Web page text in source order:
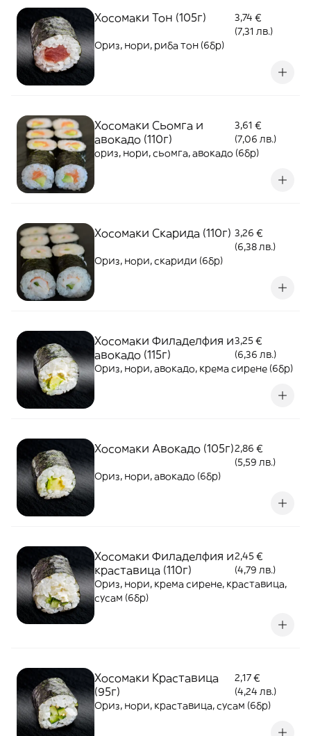
Хосомаки Тон (105г)
3,74 €
(7,31 лв.)
Ориз, нори, риба тон (6бр)
Хосомаки Сьомга и
авокадо (110г)
3,61 €
(7,06 лв.)
ориз, нори, сьомга, авокадо (6бр)
Хосомаки Скарида (110г) 3,26 €
(6,38 лв.)
Ориз, нори, скариди (6бр)
Хосомаки Филаделфия и
авокадо (115г)
3,25 €
(6,36 лв.)
Ориз, нори, авокадо, крема сирене (6бр)
Хосомаки Авокадо (105г)2,86 €
(5,59 лв.)
Ориз, нори, авокадо (6бр)
Хосомаки Филаделфия и
краставица (110г)
2,45 €
(4,79 лв.)
Ориз, нори, крема сирене, краставица,
сусам (6бр)
Хосомаки Краставица
(95г)
2,17 €
(4,24 лв.)
Ориз, нори, краставица, сусам (6бр)